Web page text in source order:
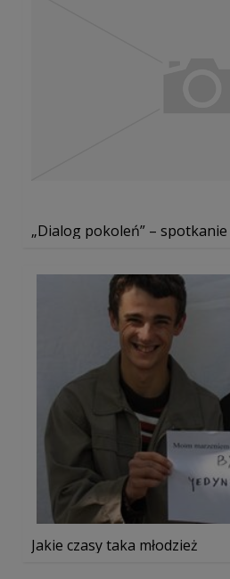
„Dialog pokoleń” – spotkanie
Jakie czasy taka młodzież